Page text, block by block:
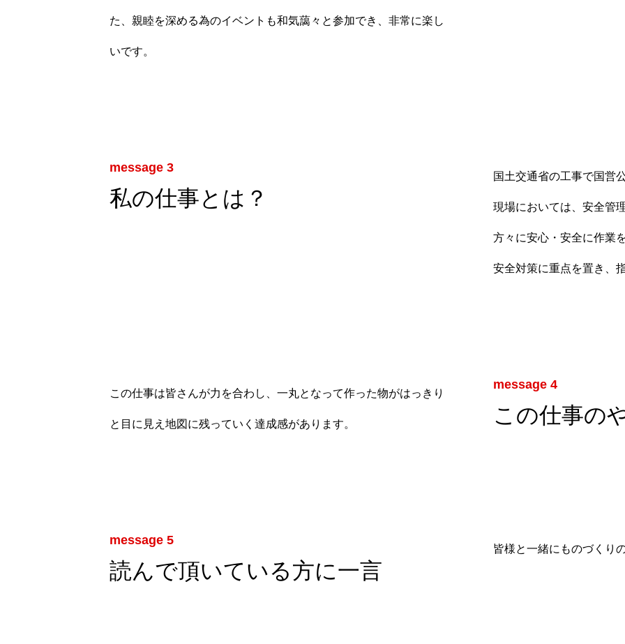
仕事について
た、親睦を深める為のイベントも和気藹々と参加でき、非常に楽し
いです。
message 3
私の仕事とは？
国土交通省の工事で国営
現場においては、安全管
方々に安心・安全に作業
安全対策に重点を置き、
message 4
この仕事の
この仕事は皆さんが力を合わし、一丸となって作った物がはっきり
と目に見え地図に残っていく達成感があります。
message 5
読んで頂いている方に一言
皆様と一緒にものづくり